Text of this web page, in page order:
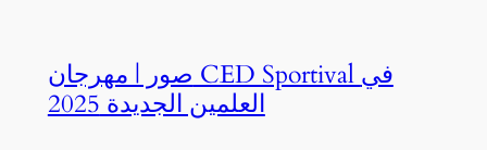
صور | مهرجان CED Sportival في
العلمين الجديدة 2025